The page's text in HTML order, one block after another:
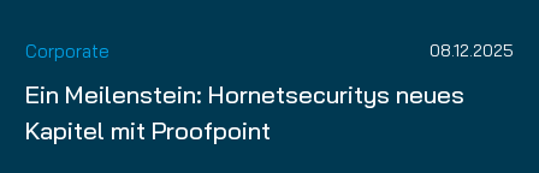
Corporate 08.12.2025
Ein Meilenstein: Hornetsecuritys neues
Kapitel mit Proofpoint